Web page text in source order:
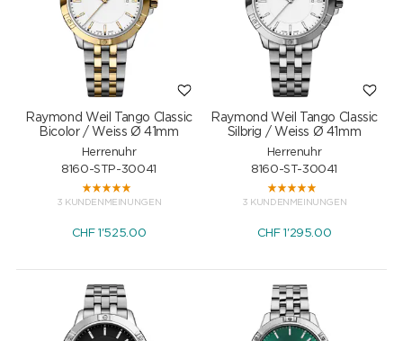
Raymond Weil Tango Classic
Bicolor / Weiss Ø 41mm
Herrenuhr
8160-STP-30041
3 KUNDENMEINUNGEN
CHF1'525.00
Raymond Weil Tango Classic
Silbrig / Weiss Ø 41mm
Herrenuhr
8160-ST-30041
3 KUNDENMEINUNGEN
CHF1'295.00